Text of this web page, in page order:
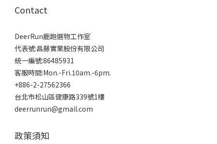
Contact
DeerRun鹿跑選物工作室
代表號:昌藤實業股份有限公司
統一編號:86485931
客服時間:Mon.-Fri.10am.-6pm.
+886-2-27562366
台北市松山區健康路339號1樓
deerrunrun@gmail.com
政策須知